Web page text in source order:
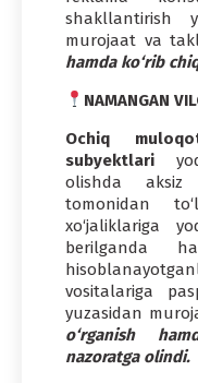
shakllantirish
murojaat va
hamda ko‘rib
NAMANGAN
Ochiq
subyektlari
olishda aksiz
tomonidan
xo‘jaliklariga
berilganda
vositalariga
yuzasidan
o‘rganish
nazoratga olindi.